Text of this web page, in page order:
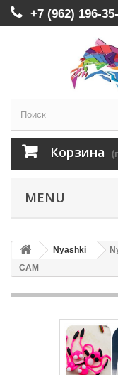
+7 (962) 196-
Корзина
MENU
Nyashki
САМ